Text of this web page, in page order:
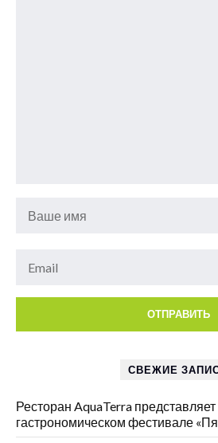
СВЕЖИЕ
Ресторан AquaTerra
гастрономическом фестивале